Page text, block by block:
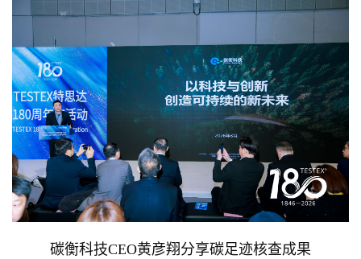
碳衡科技CEO黄彦翔分享碳足迹核查成果